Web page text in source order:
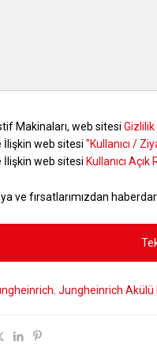
Makinaları, web sitesi Gizlilik
İlişkin web sitesi "Kullanıcı /
İlişkin web sitesi Kullanıcı
ve fırsatlarımızdan
, Jungheinrich Akülü